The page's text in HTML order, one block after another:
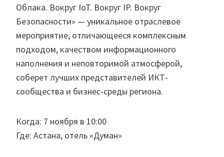
Облака. Вокруг IoT. Вокруг IP. Вокруг
Безопасности» — уникальное отраслевое
мероприятие, отличающееся комплексным
подходом, качеством информационного
наполнения и неповторимой атмосферой,
соберет лучших представителей ИКТ-
сообщества и бизнес-среды региона.
Когда: 7 ноября в 10:00
Где: Астана, отель «Думан»